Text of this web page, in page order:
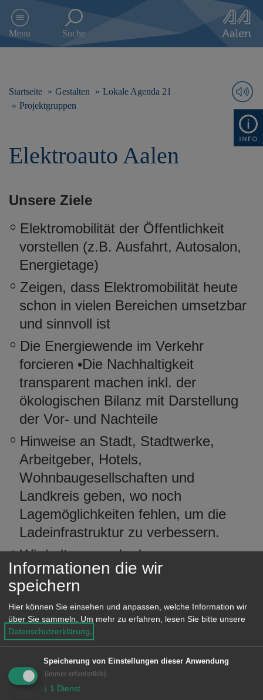
e
Menu Suche
Startseite Gestalten
Lokale Agenda 21
Projektgruppen
Elektroauto Aalen
Unsere Ziele
Elektromobilität der Öffentlichkeit
vorstellen (z.B. Ausfahrt, Autosalon,
Energietage)
Zeigen, dass Elektromobilität heute
schon in vielen Bereichen umsetzbar
und sinnvoll ist
Die Energiewende im Verkehr
forcieren •Die Nachhaltigkeit
transparent machen inkl. der
ökologischen Bilanz mit Darstellung
der Vor- und Nachteile
Hinweise an Stadt, Stadtwerke,
Arbeitgeber, Hotels,
Wohnbaugesellschaften und
Landkreis geben, wo noch
Lagemöglichkeiten fehlen, um die
Ladeinfrastruktur zu verbessern.
Wir halten gerade den
innerstädtischen Lieferverkehr,
Pflegedienste, Taxifahrten, priv.
Zweitwagen und regionale
Handwerksfahrten für wichtige
Einsatzgebiete von Elektromobilität
und wollen darauf aufmerksam
machen.
Informationen die wir
speichern
Hier können Sie einsehen und anpassen, welche Information wir
über Sie sammeln.
Um mehr zu erfahren, lesen Sie bitte unsere
Datenschutzerklärung
Speicherung von Einstellungen dieser Anwendung
(immer erforderlich)
↓ 1 Dienst